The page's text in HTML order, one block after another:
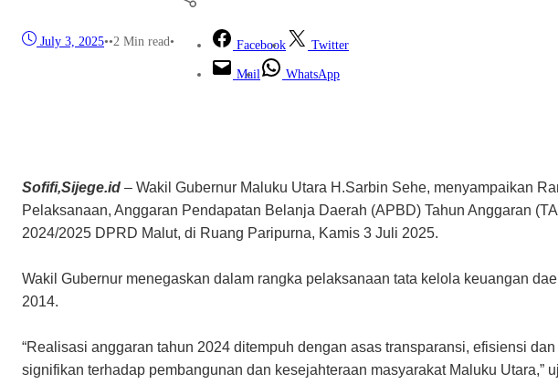
July 3, 2025••2 Min read• Facebook Twitter
Mail WhatsApp
Sofifi,Sijege.id – Wakil Gubernur Maluku Utara H.Sarbin Sehe, menyampaikan
Pelaksanaan, Anggaran Pendapatan Belanja Daerah (APBD) Tahun Anggaran
2024/2025 DPRD Malut, di Ruang Paripurna, Kamis 3 Juli 2025.
Wakil Gubernur menegaskan dalam rangka pelaksanaan tata kelola keuangan
2014.
“Realisasi anggaran tahun 2024 ditempuh dengan asas transparansi, efisiensi
signifikan terhadap pembangunan dan kesejahteraan masyarakat Maluku Utara,”